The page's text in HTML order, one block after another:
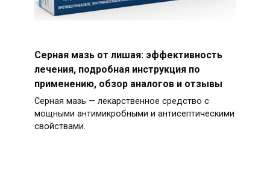
Серная мазь от лишая: эффективность
лечения, подробная инструкция по
применению, обзор аналогов и отзывы
Серная мазь — лекарственное средство с
мощными антимикробными и антисептическими
свойствами.